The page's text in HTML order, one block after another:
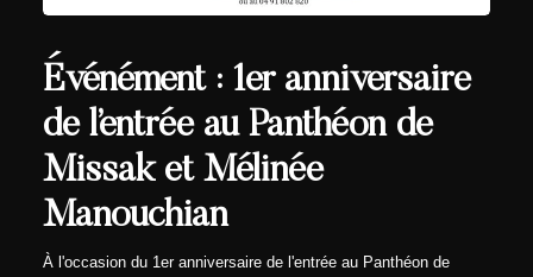
Événément : 1er anniversaire
de l’entrée au Panthéon de
Missak et Mélinée
Manouchian
À l'occasion du 1er anniversaire de l'entrée au Panthéon de